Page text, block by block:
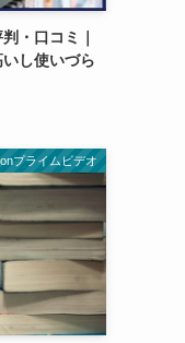
・口コミ｜
し使いづら
プライムビデオ